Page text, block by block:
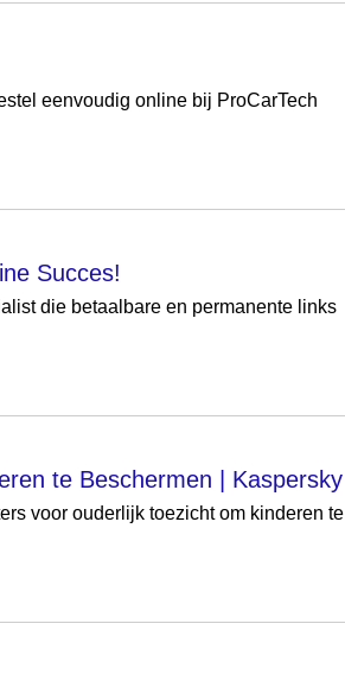
eenvoudig online bij ProCarTech
Succes!
die betaalbare en permanente links
te Beschermen | Kaspersky
voor ouderlijk toezicht om kinderen te